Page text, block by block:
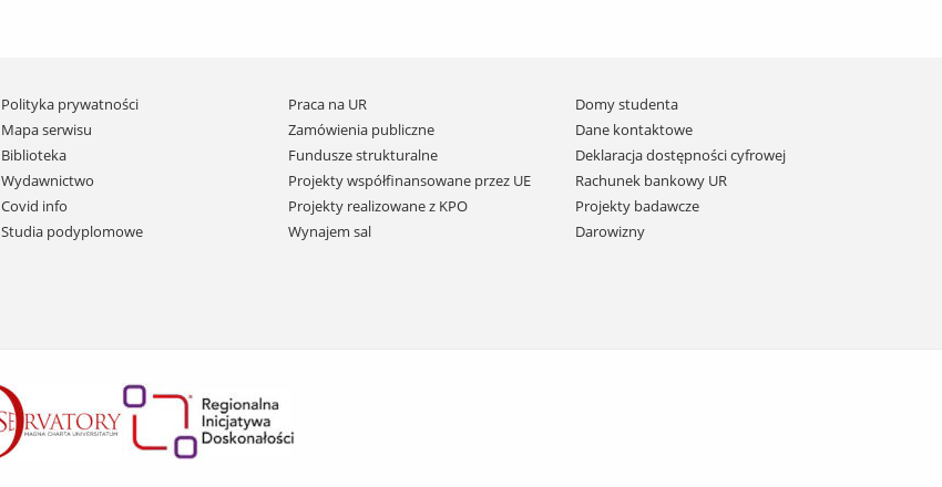
Pomiń
nawigację
i
przejdź
do
treści
Polityka prywatności
Mapa serwisu
Biblioteka
Wydawnictwo
Covid info
Studia podyplomowe
Praca na UR
Zamówienia publiczne
Fundusze strukturalne
Projekty współfinansowane przez UE
Projekty realizowane z KPO
Wynajem sal
Domy studenta
Dane kontaktowe
Deklaracja dostępności cyfrowej
Rachunek bankowy UR
Projekty badawcze
Darowizny